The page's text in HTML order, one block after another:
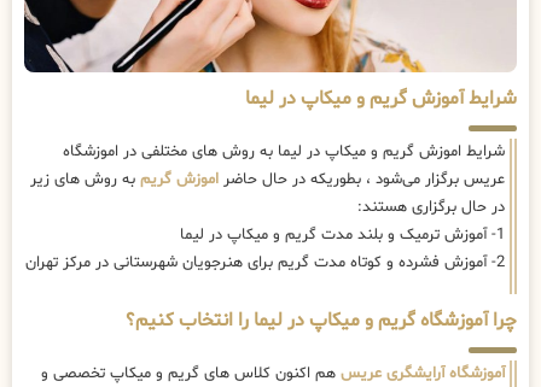
شرایط آموزش گریم و میکاپ در لیما
شرایط اموزش گریم و میکاپ در لیما به روش های مختلفی در اموزشگاه
عریس برگزار می‌شود ، بطوریکه در حال حاضر اموزش گریم به روش های زیر
در حال برگزاری هستند:
1- آموزش ترمیک و بلند مدت گریم و میکاپ در لیما
2- آموزش فشرده و کوتاه مدت گریم برای هنرجویان شهرستانی در مرکز تهران
چرا آموزشگاه گریم و میکاپ در لیما را انتخاب کنیم؟
آموزشگاه آرایشگری عریس هم اکنون کلاس های گریم و میکاپ تخصصی و